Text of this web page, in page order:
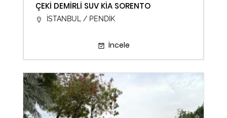
ÇEKİ DEMİRLİ SUV KİA SORENTO
İSTANBUL / PENDİK
İncele